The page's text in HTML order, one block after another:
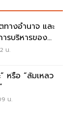
างอํานาจ และ
รบริหารของ
น.
หรือ “ล้มเหลว
น.